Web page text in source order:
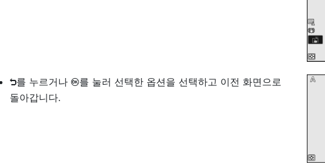
Z를 누르거나 J를 눌러 선택한 옵션을 선택하고 이전 화면으로
돌아갑니다.